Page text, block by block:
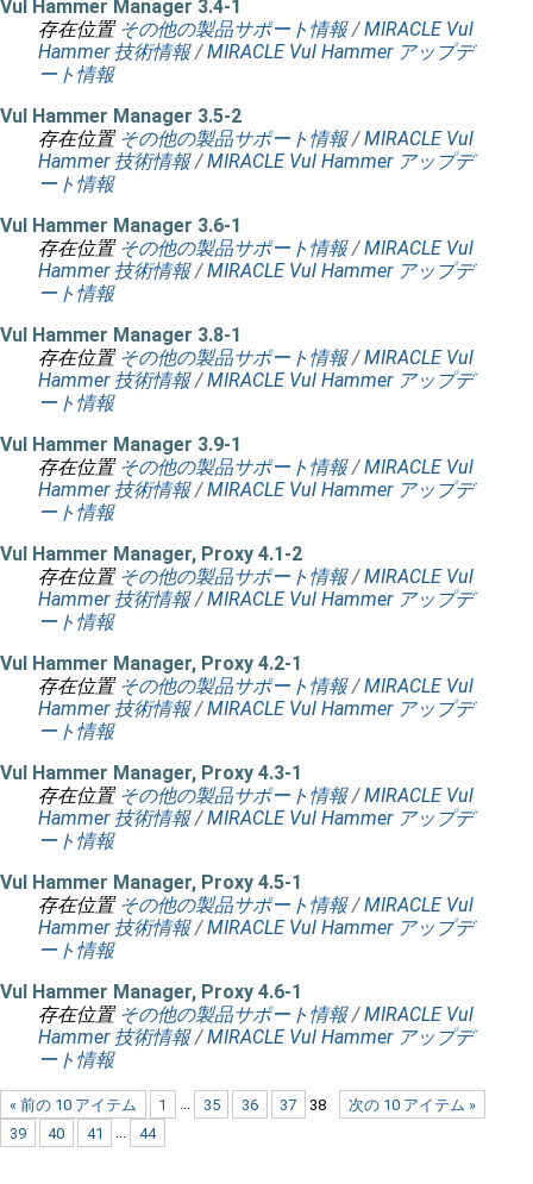
Vul Hammer Manager 3.4-1
存在位置 その他の製品サポート情報 /MIRACLE Vul
Hammer 技術情報 /MIRACLE Vul Hammer アップデ
ート情報
Vul Hammer Manager 3.5-2
存在位置 その他の製品サポート情報 /MIRACLE Vul
Hammer 技術情報 /MIRACLE Vul Hammer アップデ
ート情報
Vul Hammer Manager 3.6-1
存在位置 その他の製品サポート情報 /MIRACLE Vul
Hammer 技術情報 /MIRACLE Vul Hammer アップデ
ート情報
Vul Hammer Manager 3.8-1
存在位置 その他の製品サポート情報 /MIRACLE Vul
Hammer 技術情報 /MIRACLE Vul Hammer アップデ
ート情報
Vul Hammer Manager 3.9-1
存在位置 その他の製品サポート情報 /MIRACLE Vul
Hammer 技術情報 /MIRACLE Vul Hammer アップデ
ート情報
Vul Hammer Manager, Proxy 4.1-2
存在位置 その他の製品サポート情報 /MIRACLE Vul
Hammer 技術情報 /MIRACLE Vul Hammer アップデ
ート情報
Vul Hammer Manager, Proxy 4.2-1
存在位置 その他の製品サポート情報 /MIRACLE Vul
Hammer 技術情報 /MIRACLE Vul Hammer アップデ
ート情報
Vul Hammer Manager, Proxy 4.3-1
存在位置 その他の製品サポート情報 /MIRACLE Vul
Hammer 技術情報 /MIRACLE Vul Hammer アップデ
ート情報
Vul Hammer Manager, Proxy 4.5-1
存在位置 その他の製品サポート情報 /MIRACLE Vul
Hammer 技術情報 /MIRACLE Vul Hammer アップデ
ート情報
Vul Hammer Manager, Proxy 4.6-1
存在位置 その他の製品サポート情報 /MIRACLE Vul
Hammer 技術情報 /MIRACLE Vul Hammer アップデ
ート情報
« 前の 10 アイテム 次の 10 アイテム »
1 ... 35 36 37
38
39
40 41 ... 44